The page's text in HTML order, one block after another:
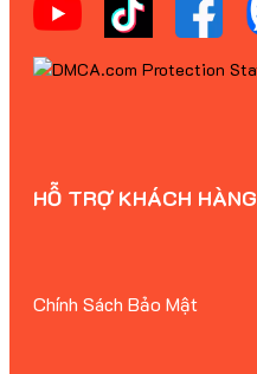
HỖ TRỢ KHÁCH HÀNG
Chính Sách Bảo Mật